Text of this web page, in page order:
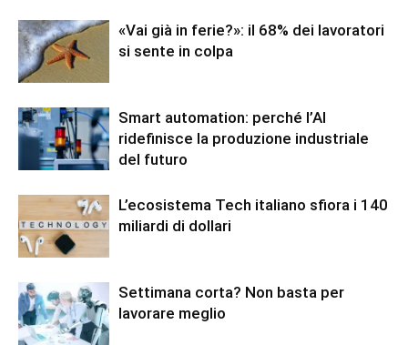
«Vai già in ferie?»: il 68% dei lavoratori
si sente in colpa
Smart automation: perché l’AI
ridefinisce la produzione industriale
del futuro
L’ecosistema Tech italiano sfiora i 140
miliardi di dollari
Settimana corta? Non basta per
lavorare meglio